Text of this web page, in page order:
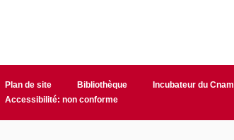
Plan de site Bibliothèque Incubateur du Cnam
Accessibilité: non conforme